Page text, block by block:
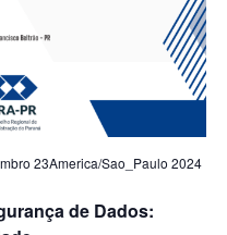
de Dados:
23America/Sao_Paulo 2024